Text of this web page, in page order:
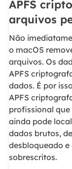
APFS
arquivos
Não
o macOS
arquivos. Os
APFS
dados. É por
APFS
profissional
ainda pode
dados brutos,
desbloqueado
sobrescritos.